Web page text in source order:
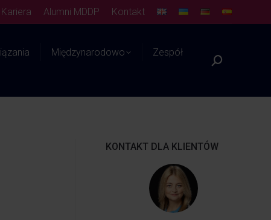
Kariera Alumni MDDP Kontakt
Międzynarodowo Zespół
KONTAKT DLA KLIENTÓW